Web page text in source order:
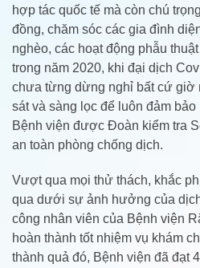
hợp tác quốc tế mà còn chú
đồng, chăm sóc các gia đình
nghèo, các hoạt động phẫu
trong năm 2020, khi đại dịch
chưa từng dừng nghỉ bất cứ giờ
sát và sàng lọc để luôn đảm
Bệnh viện được Đoàn kiểm tra
an toàn phòng chống dịch.
Vượt qua mọi thử thách, khắc
qua dưới sự ảnh hưởng của
công nhân viên của Bệnh viện
hoàn thành tốt nhiệm vụ khám
thành quả đó, Bệnh viện đã đạt